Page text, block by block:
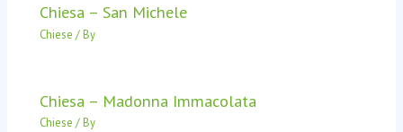
Chiesa – San Michele
Chiese / By
Chiesa – Madonna Immacolata
Chiese / By